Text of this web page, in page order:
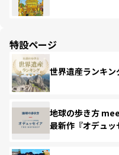
特設ページ
世界遺産ランキン
地球の歩き方
最新作『オデュッ